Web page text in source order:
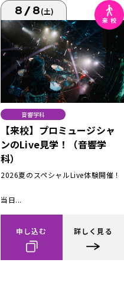
8/8(土)
音響学科
【来校】プロミュージシャ
ンのLive見学！（音響学
科）
2026夏のスペシャルLive体験開催！
当日...
申し込む 詳しく見る